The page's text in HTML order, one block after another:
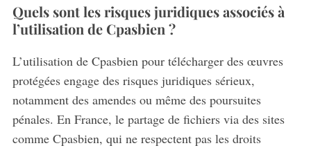
Quels sont les risques juridiques associés à
l’utilisation de Cpasbien ?
L’utilisation de Cpasbien pour télécharger des œuvres
protégées engage des risques juridiques sérieux,
notamment des amendes ou même des poursuites
pénales. En France, le partage de fichiers via des sites
comme Cpasbien, qui ne respectent pas les droits